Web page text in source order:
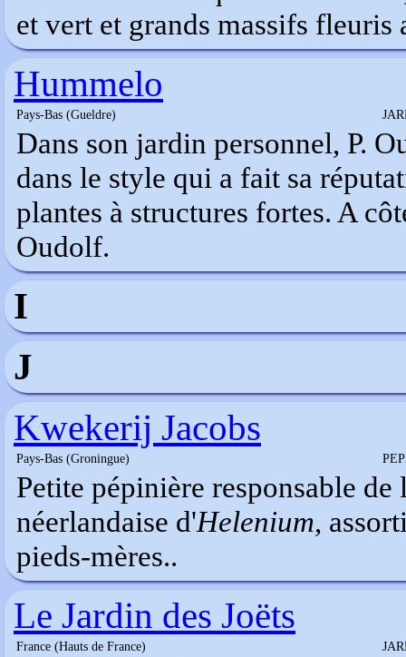
et vert et grands massifs
Hummelo
Pays-Bas (Gueldre)
Dans son jardin personnel, P.
dans le style qui a fait sa
plantes à structures fortes. A
Oudolf.
I
J
Kwekerij Jacobs
Pays-Bas (Groningue)
Petite pépinière responsable
néerlandaise d'Helenium,
pieds-mères..
Le Jardin des Joëts
France (Hauts de France)